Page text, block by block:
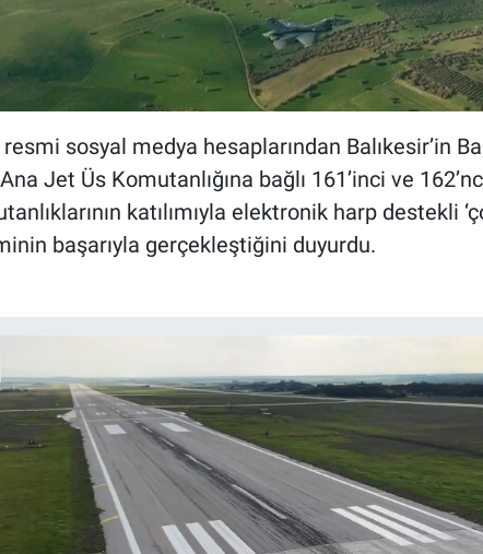
resmi sosyal medya hesaplarından Balıkesir’in
Ana Jet Üs Komutanlığına bağlı 161’inci ve
katılımıyla elektronik harp destekli
başarıyla gerçekleştiğini duyurdu.